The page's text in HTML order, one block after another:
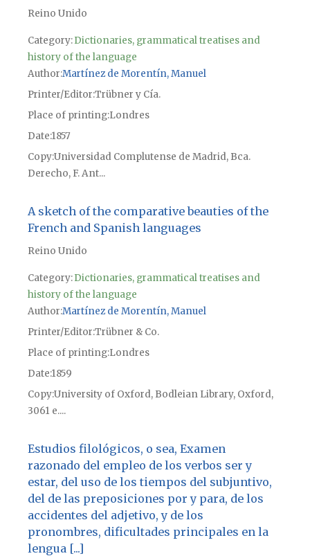
Reino Unido
Category:Dictionaries, grammatical treatises and
history of the language
Author Martínez de Morentín, Manuel
Printer/Editor Trübner y Cía.
Place of printingLondres
Date1857
CopyUniversidad Complutense de Madrid, Bca.
Derecho, F. Ant...
A sketch of the comparative beauties of the
French and Spanish languages
Reino Unido
Category:Dictionaries, grammatical treatises and
history of the language
Author Martínez de Morentín, Manuel
Printer/Editor Trübner & Co.
Place of printingLondres
Date1859
CopyUniversity of Oxford, Bodleian Library, Oxford,
3061 e....
Estudios filológicos, o sea, Examen
razonado del empleo de los verbos ser y
estar, del uso de los tiempos del subjuntivo,
del de las preposiciones por y para, de los
accidentes del adjetivo, y de los
pronombres, dificultades principales en la
lengua [...]